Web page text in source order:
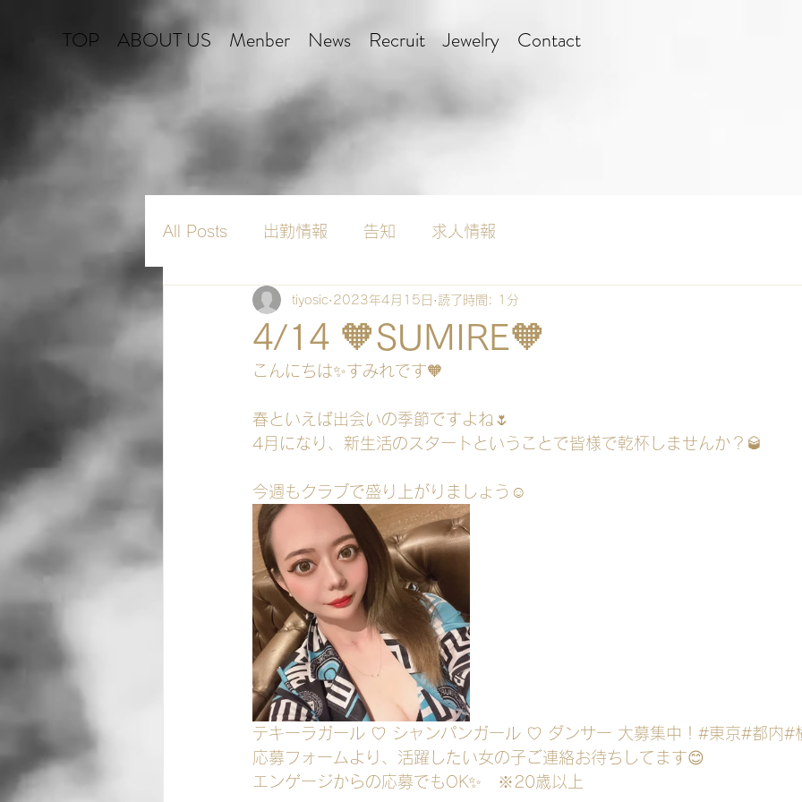
TOP ABOUT US Menber News Recruit Jewelry Contact
All Posts 出勤情報 告知 求人情報
4/14 🧡SUMIRE🧡
tiyosic 2023年4月15日 読了時間: 1分
こんにちは✨すみれです🧡
春といえば出会いの季節ですよね🌷
4月になり、新生活のスタートということで皆様で乾杯しませんか？🥃
今週もクラブで盛り上がりましょう☺️
テキーラガール ♡‪ シャンパンガール ♡ ダンサー 大募集中！#東京#都内#
応募フォームより、活躍したい女の子ご連絡お待ちしてます😊
エンゲージからの応募でもOK✨　※20歳以上